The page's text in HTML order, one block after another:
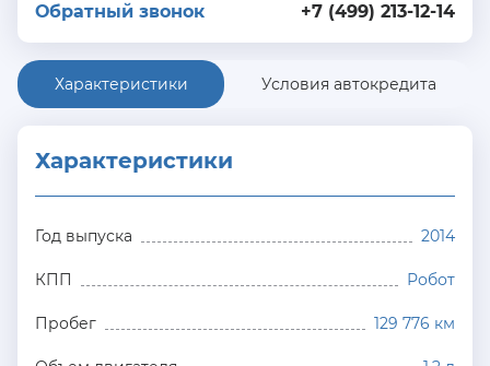
+7 (499) 213-12-14
Обратный звонок
Характеристики Условия автокредита
Характеристики
Год выпуска 2014
КПП Робот
Пробег 129 776 км